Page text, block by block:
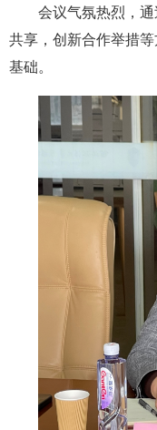
会议气氛热烈，
共享，创新合作举措
基础。